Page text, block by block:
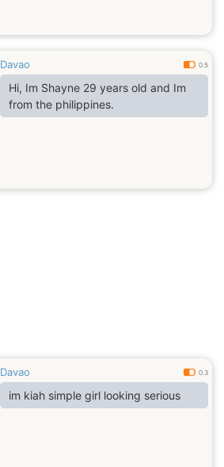
Davao 0.5
Hi, Im Shayne 29 years old and Im
from the philippines.
Davao 0.3
im kiah simple girl looking serious